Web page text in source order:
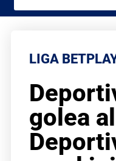
LIGA
golea